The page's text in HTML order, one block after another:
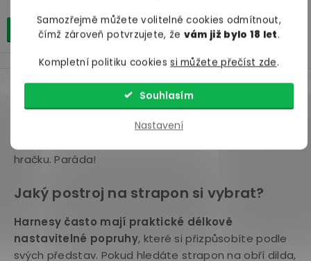
Samozřejmě můžete volitelné cookies odmítnout,
čímž zároveň potvrzujete, že vám již bylo 18 let.
Kompletní politiku cookiessi můžete přečíst zde.
Nastavení
Souhlasím
Detail
Postroje na strapon
stejným pohlavím? Pořiďte si strapon a splňte si své
nejdivočejší fantazie.Do postrojů na strapony
vibrátorůadild
hračku. Paráda!
Jaký postroj na strapon si vybrat?
Harnesy často mají praktické délkově
nastavitelné popruhy, které si přizpůsobíte podle
svých představ. Pokud hledáte strapon na obří dilda,